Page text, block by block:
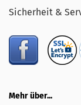
Sicherheit &
Mehr über...